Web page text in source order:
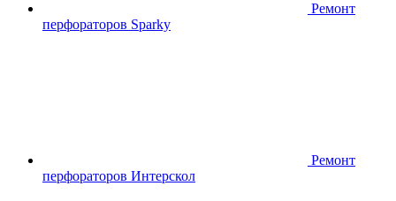
Ремонт
перфораторов Sparky
Ремонт
перфораторов Интерскол